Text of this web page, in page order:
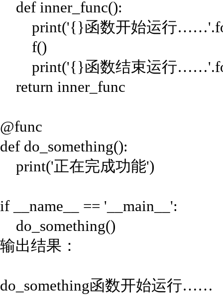
def inner_func():
print('{}函数开始运行
f()
print('{}函数结束运行
return inner_func
@func
def do_something():
print('正在完成功能')
if __name__ == '__main__':
do_something()
输出结果：
do_something函数开始运行……